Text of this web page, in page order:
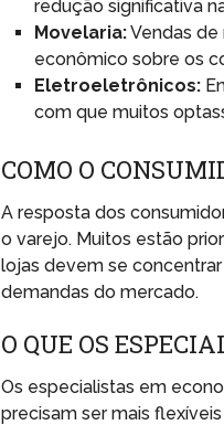
redução significativa
Movelaria:Vendas
econômico sobre os
Eletroeletrônicos:
com que muitos
COMO O
A resposta dos
o varejo. Muitos estão
lojas devem se
demandas do mercado.
O QUE OS
Os especialistas em
precisam ser mais